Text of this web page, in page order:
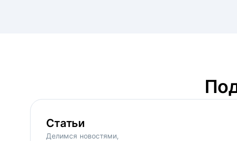
Статьи
Делимся новостями,